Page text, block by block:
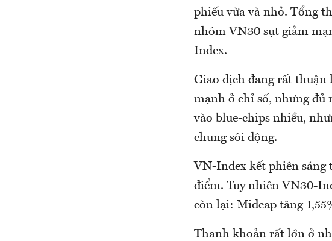
phiếu vừa và nhỏ. Tổng
nhóm VN30 sụt giảm
Index.
Giao dịch đang rất
mạnh ở chỉ số, nhưng đủ
vào blue-chips nhiều,
chung sôi động.
VN-Index kết phiên sáng
điểm. Tuy nhiên VN30-
còn lại: Midcap tăng
Thanh khoản rất lớn ở